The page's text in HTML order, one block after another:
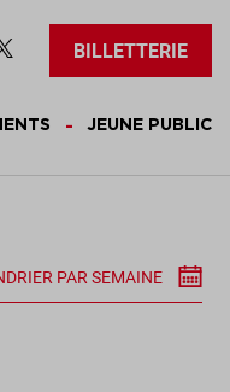
BILLETTERIE
JEUNE PUBLIC
SAM. 15/08
PAR SEMAINE